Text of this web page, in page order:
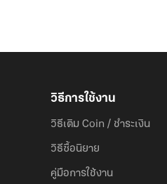
วิธีการใช้งาน
วิธีเติม Coin / ชำระเงิน
วิธีซื้อนิยาย
คู่มือการใช้งาน